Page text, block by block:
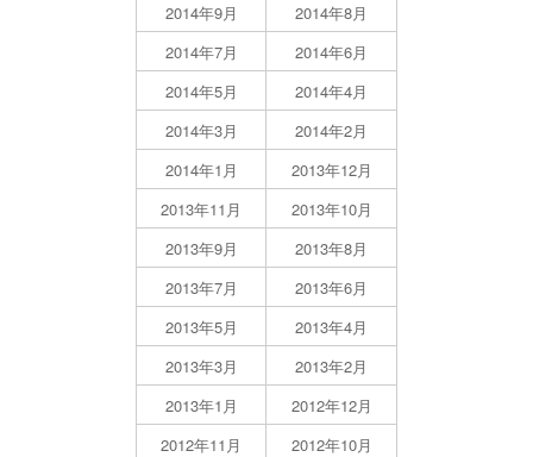
2014年9月
2014年8月
2014年7月
2014年6月
2014年5月
2014年4月
2014年3月
2014年2月
2014年1月
2013年12月
2013年11月
2013年10月
2013年9月
2013年8月
2013年7月
2013年6月
2013年5月
2013年4月
2013年3月
2013年2月
2013年1月
2012年12月
2012年11月
2012年10月